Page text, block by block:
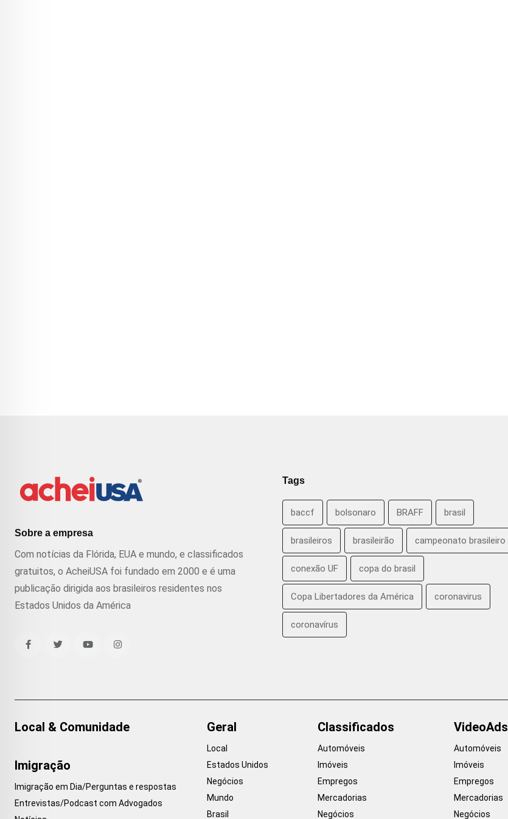
Sobre a empresa
Com notícias da Flórida, EUA e mundo, e classificados
gratuitos, o AcheiUSA foi fundado em 2000 e é uma
publicação dirigida aos brasileiros residentes nos
Estados Unidos da América
Tags
baccf bolsonaro BRAFF brasil
brasileiros brasileirão campeonato brasileiro
conexão UF copa do brasil
Copa Libertadores da América coronavirus
coronavírus
Local & Comunidade
Imigração
Imigração em Dia/Perguntas e respostas
Entrevistas/Podcast com Advogados
Geral
Local
Estados Unidos
Negócios
Mundo
Brasil
Classificados
Automóveis
Imóveis
Empregos
Mercadorias
Negócios
VideoAds
Automóveis
Imóveis
Empregos
Mercadorias
Negócios